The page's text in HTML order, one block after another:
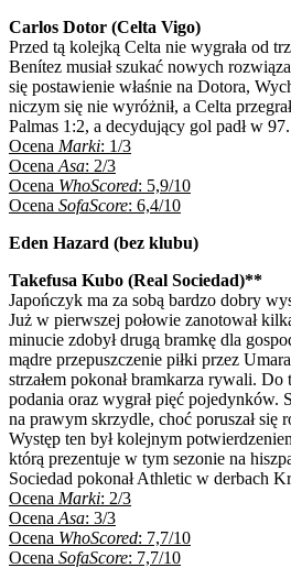
Carlos Dotor (Celta Vigo)
Przed tą kolejką Celta nie wygrała od
Benítez musiał szukać nowych
się postawienie właśnie na Dotora,
niczym się nie wyróżnił, a Celta
Palmas 1:2, a decydujący gol padł w
Ocena Marki: 1/3
Ocena Asa: 2/3
Ocena WhoScored: 5,9/10
Ocena SofaScore: 6,4/10
Eden Hazard (bez klubu)
Takefusa Kubo (Real Sociedad)**
Japończyk ma za sobą bardzo dobry
Już w pierwszej połowie zanotował
minucie zdobył drugą bramkę dla
mądre przepuszczenie piłki przez
strzałem pokonał bramkarza rywali. Do
podania oraz wygrał pięć pojedynków.
na prawym skrzydle, choć poruszał się
Występ ten był kolejnym
którą prezentuje w tym sezonie na
Sociedad pokonał Athletic w derbach
Ocena Marki: 2/3
Ocena Asa: 3/3
Ocena WhoScored: 7,7/10
Ocena SofaScore: 7,7/10